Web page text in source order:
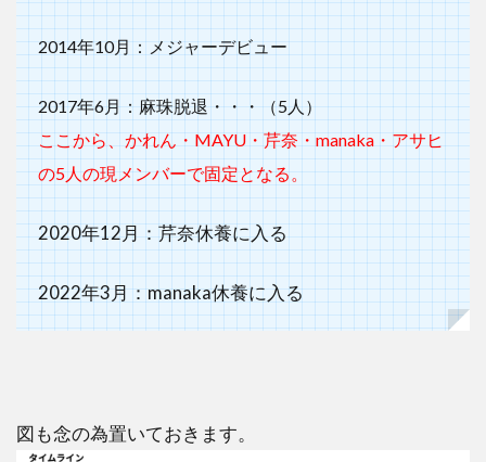
2014年10月：メジャーデビュー
2017年6月：麻珠脱退・・・（5人）
ここから、かれん・MAYU・芹奈・manaka・アサヒ
の5人の現メンバーで固定となる。
2020年12月：芹奈休養に入る
2022年3月：manaka休養に入る
図も念の為置いておきます。